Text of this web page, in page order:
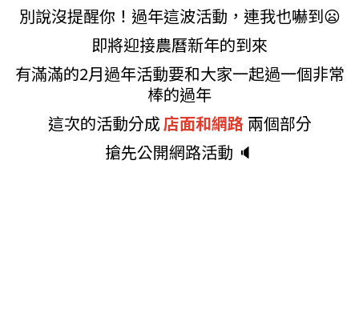
別說沒提醒你！過年這波活動，連我也嚇到😦
即將迎接農曆新年的到來
有滿滿的2月過年活動要和大家一起過一個非常
棒的過年
這次的活動分成店面和網路 兩個部分
搶先公開網路活動 🔈